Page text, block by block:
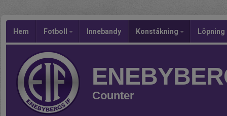
Hem Fotboll Innebandy Konståkning Löpning
Counter